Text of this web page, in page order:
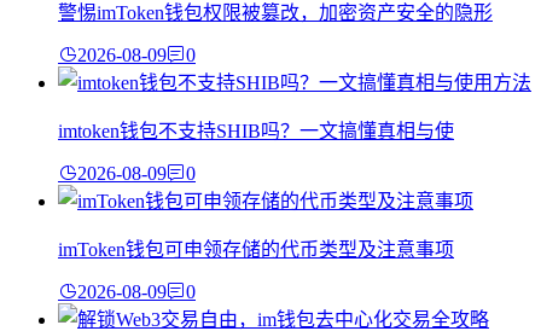
警惕imToken钱包权限被篡改，加密资产安全的隐形
2026-08-09 0
imtoken钱包不支持SHIB吗？一文搞懂真相与使
2026-08-09 0
imToken钱包可申领存储的代币类型及注意事项
2026-08-09 0